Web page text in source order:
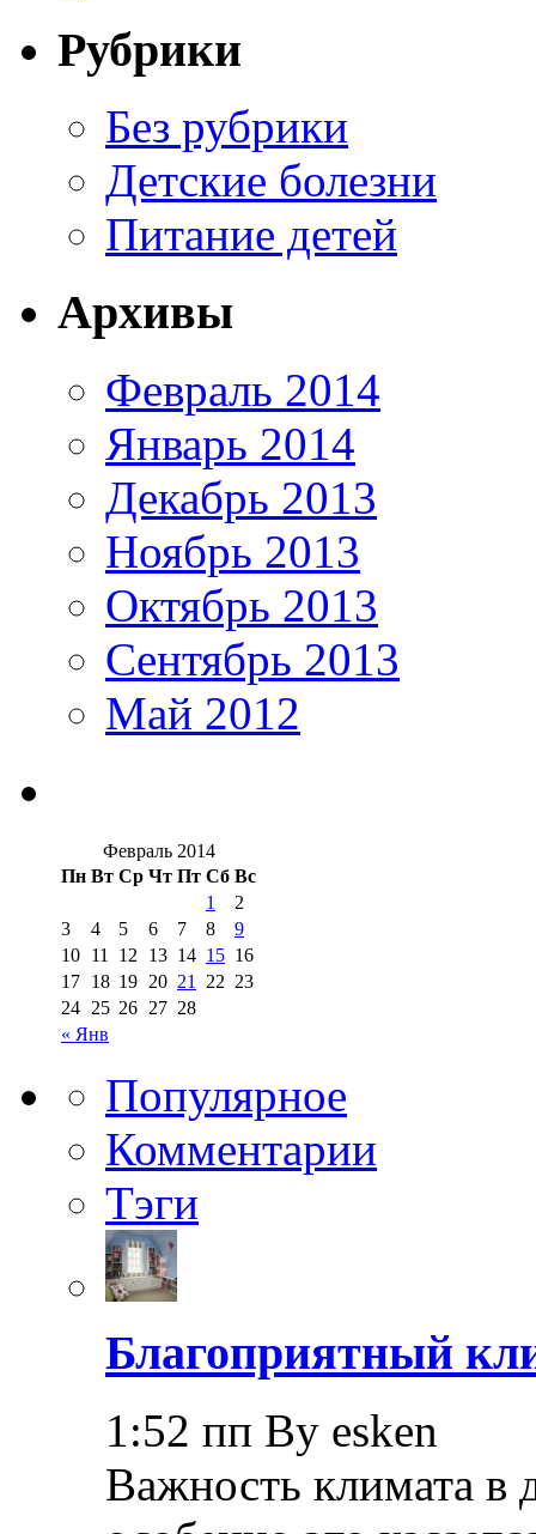
Рубрики
Без рубрики
Детские болезни
Питание детей
Архивы
Февраль 2014
Январь 2014
Декабрь 2013
Ноябрь 2013
Октябрь 2013
Сентябрь 2013
Май 2012
Февраль 2014
Пн Вт Ср Чт Пт Сб Вс
« Янв
1
2
3
4 5 6 7 8
9
10 11 12 13 14 15 16
17 18 19 20 21 22 23
24 25 26 27 28
Популярное
Комментарии
Тэги
Благоприятный
1:52 пп By esken
Важность климата в